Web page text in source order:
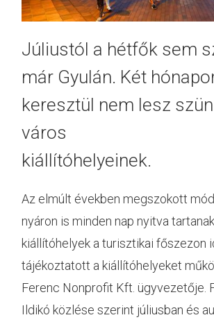
Júliustól a hétfők sem
már Gyulán. Két
keresztül nem lesz
város
kiállítóhelyeinek.
Az elmúlt években megszokott
nyáron is minden nap nyitva
kiállítóhelyek a turisztikai főszezon
tájékoztatott a kiállítóhelyeket
Ferenc Nonprofit Kft. ügyvezetője.
Ildikó közlése szerint júliusban és